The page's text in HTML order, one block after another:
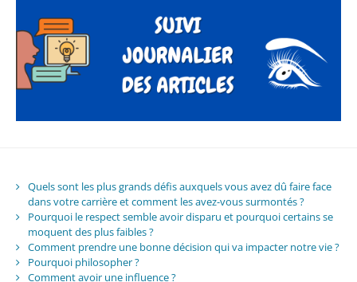
Quels sont les plus grands défis auxquels vous avez dû faire face
dans votre carrière et comment les avez-vous surmontés ?
Pourquoi le respect semble avoir disparu et pourquoi certains se
moquent des plus faibles ?
Comment prendre une bonne décision qui va impacter notre vie ?
Pourquoi philosopher ?
Comment avoir une influence ?